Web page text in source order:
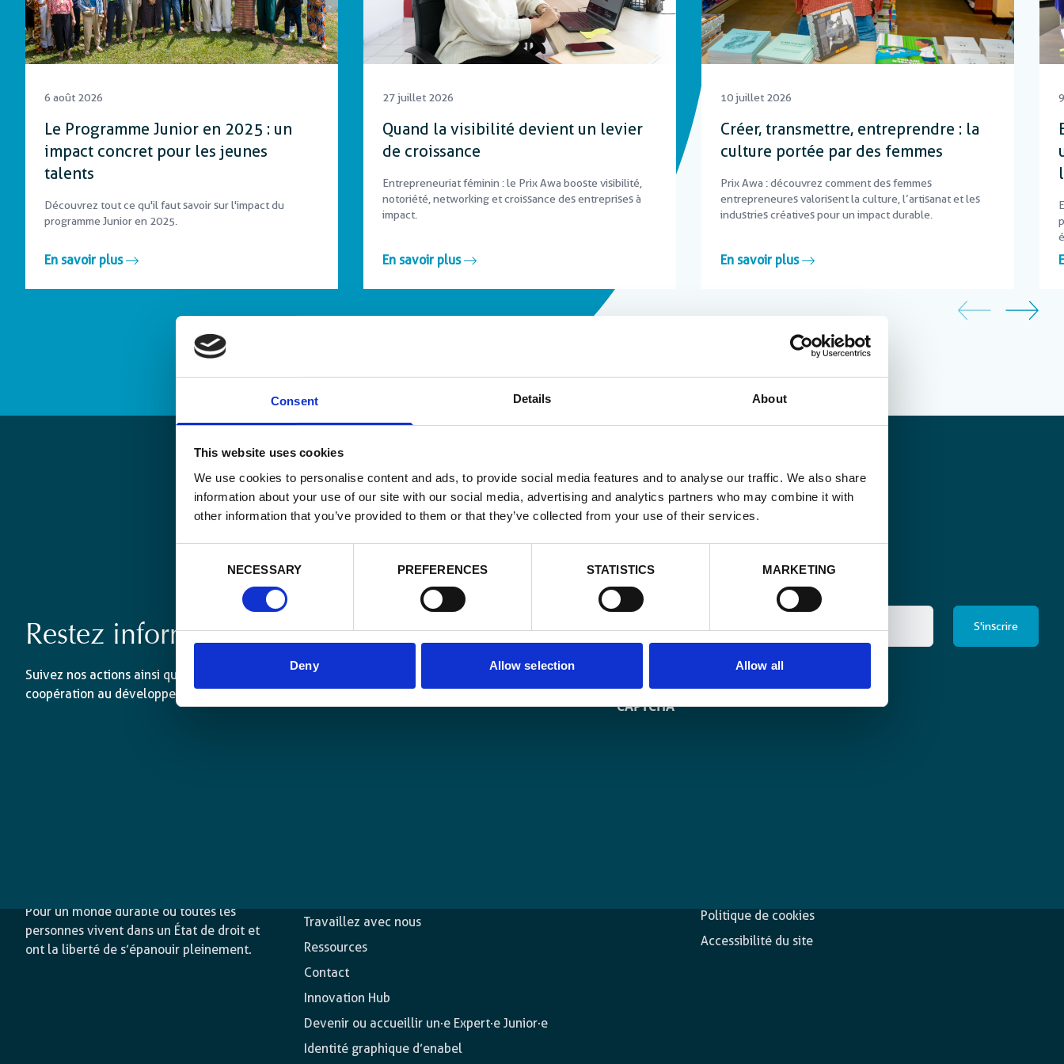
Consent Details About
This website uses cookies
We use cookies to personalise content and ads, to provide social media features and to analyse our traffic. We also share
information about your use of our site with our social media, advertising and analytics partners who may combine it with
other information that you’ve provided to them or that they’ve collected from your use of their services.
NECESSARY PREFERENCES STATISTICS MARKETING
Deny Allow selection Allow all
Protection sociale
6 août 2026
Le Programme Junior en 2025 : un
impact concret pour les jeunes
talents
Découvrez tout ce qu'il faut savoir sur l'impact du
programme Junior en 2025.
En savoir plus
27 juillet 2026
Quand la visibilité devient un levier
de croissance
Entrepreneuriat féminin : le Prix Awa booste visibilité,
notoriété, networking et croissance des entreprises à
impact.
En savoir plus
10 juillet 2026
Créer, transmettre, entreprendre : la
culture portée par des femmes
Prix Awa : découvrez comment des femmes
entrepreneures valorisent la culture, l’artisanat et les
industries créatives pour un impact durable.
En savoir plus
Restez informé·es
Suivez nos actions ainsi que les dernières tendances en matière de
coopération au développement.
Email
*
Oui, je m'inscris à la newsletter
CAPTCHA
Pour un monde durable où toutes les
personnes vivent dans un État de droit et
ont la liberté de s’épanouir pleinement.
Travaillez avec nous
Ressources
Contact
Innovation Hub
Devenir ou accueillir un·e Expert·e Junior·e
Identité graphique d’enabel
Politique de cookies
Accessibilité du site